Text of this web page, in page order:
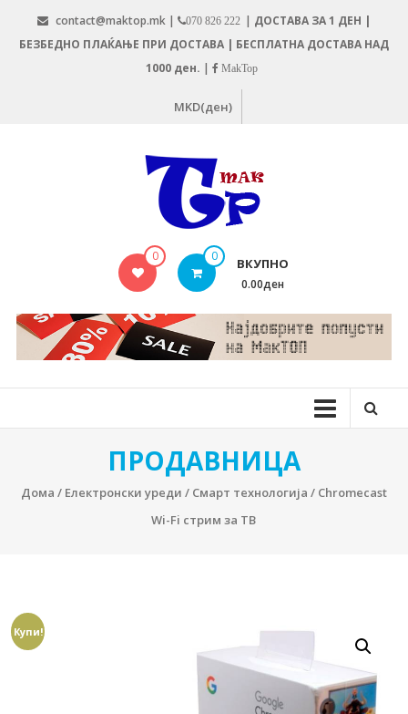
content
contact@maktop.mk | 070 826 222 | ДОСТАВА ЗА 1 ДЕН |
БЕЗБЕДНО ПЛАЌАЊЕ ПРИ ДОСТАВА | БЕСПЛАТНА ДОСТАВА НАД
1000 ден. | MakTop
MKD(ден)
MAKTOP.MK
0 0 ВКУПНО
0.00ден
ПРОДАВНИЦА
Дома / Електронски уреди / Смарт технологија / Chromecast
Wi-Fi стрим за ТВ
Купи!